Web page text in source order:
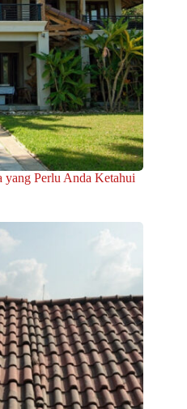
Perlu Anda Ketahui